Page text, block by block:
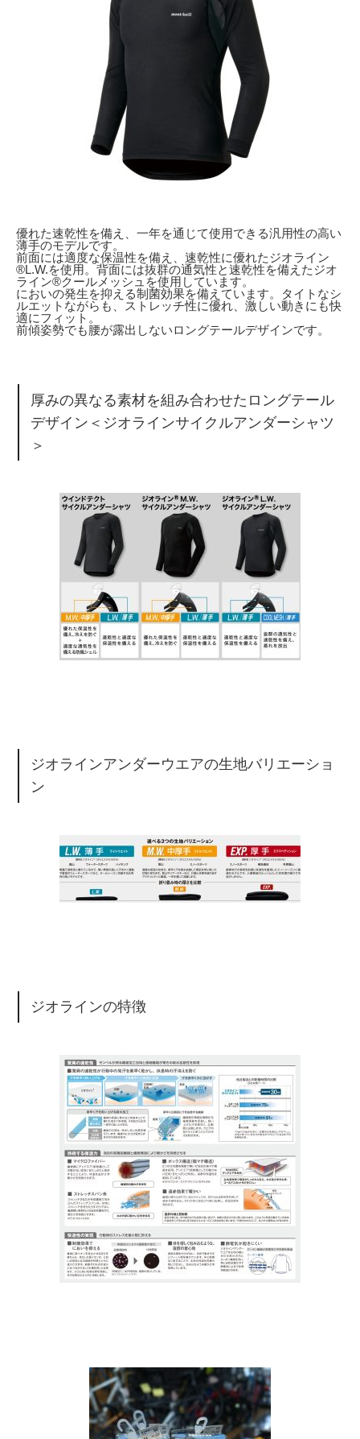
優れた速乾性を備え、一年を通じて使用できる汎用性の高い
薄手のモデルです。
前面には適度な保温性を備え、速乾性に優れたジオライン
®L.W.を使用。背面には抜群の通気性と速乾性を備えたジオ
ライン®クールメッシュを使用しています。
においの発生を抑える制菌効果を備えています。タイトなシ
ルエットながらも、ストレッチ性に優れ、激しい動きにも快
適にフィット。
前傾姿勢でも腰が露出しないロングテールデザインです。
厚みの異なる素材を組み合わせたロングテール
デザイン＜ジオラインサイクルアンダーシャツ
＞
ジオラインアンダーウエアの生地バリエーショ
ン
ジオラインの特徴